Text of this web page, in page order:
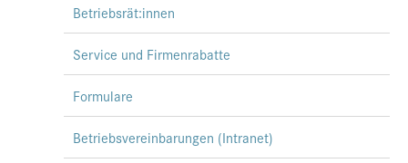
Betriebsrät:innen
Service und Firmenrabatte
Formulare
Betriebsvereinbarungen (Intranet)